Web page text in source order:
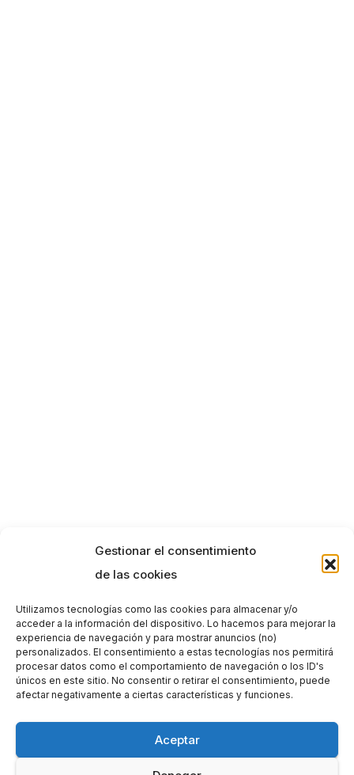
Gestionar el consentimiento
de las cookies
Utilizamos tecnologías como las cookies para almacenar y/o
acceder a la información del dispositivo. Lo hacemos para mejorar la
experiencia de navegación y para mostrar anuncios (no)
personalizados. El consentimiento a estas tecnologías nos permitirá
procesar datos como el comportamiento de navegación o los ID's
únicos en este sitio. No consentir o retirar el consentimiento, puede
afectar negativamente a ciertas características y funciones.
Aceptar